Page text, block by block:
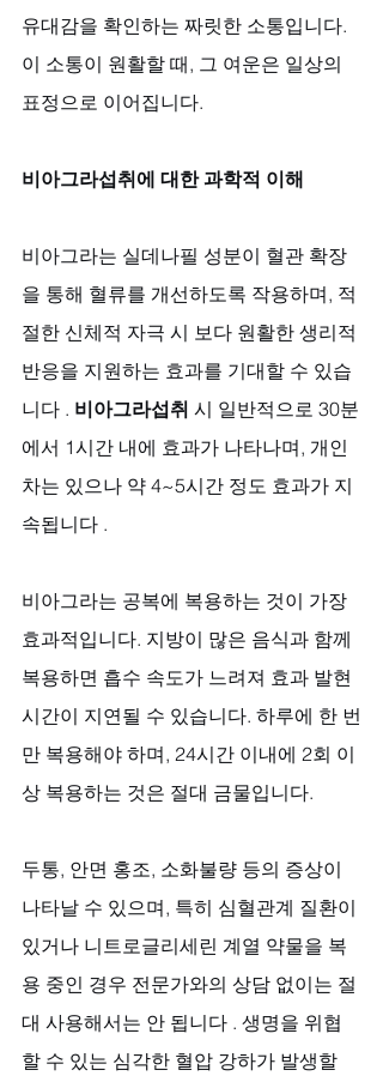
유대감을 확인하는 짜릿한 소통입니다.
이 소통이 원활할 때, 그 여운은 일상의
표정으로 이어집니다.
비아그라섭취에 대한 과학적 이해
비아그라는 실데나필 성분이 혈관 확장
을 통해 혈류를 개선하도록 작용하며, 적
절한 신체적 자극 시 보다 원활한 생리적
반응을 지원하는 효과를 기대할 수 있습
니다 . 비아그라섭취 시 일반적으로 30분
에서 1시간 내에 효과가 나타나며, 개인
차는 있으나 약 4~5시간 정도 효과가 지
속됩니다 .
비아그라는 공복에 복용하는 것이 가장
효과적입니다. 지방이 많은 음식과 함께
복용하면 흡수 속도가 느려져 효과 발현
시간이 지연될 수 있습니다. 하루에 한 번
만 복용해야 하며, 24시간 이내에 2회 이
상 복용하는 것은 절대 금물입니다.
두통, 안면 홍조, 소화불량 등의 증상이
나타날 수 있으며, 특히 심혈관계 질환이
있거나 니트로글리세린 계열 약물을 복
용 중인 경우 전문가와의 상담 없이는 절
대 사용해서는 안 됩니다 . 생명을 위협
할 수 있는 심각한 혈압 강하가 발생할